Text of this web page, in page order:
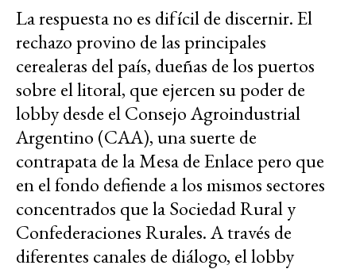
La respuesta no es difícil de discernir. El
rechazo provino de las principales
cerealeras del país, dueñas de los puertos
sobre el litoral, que ejercen su poder de
lobby desde el Consejo Agroindustrial
Argentino (CAA), una suerte de
contrapata de la Mesa de Enlace pero que
en el fondo defiende a los mismos sectores
concentrados que la Sociedad Rural y
Confederaciones Rurales. A través de
diferentes canales de diálogo, el lobby